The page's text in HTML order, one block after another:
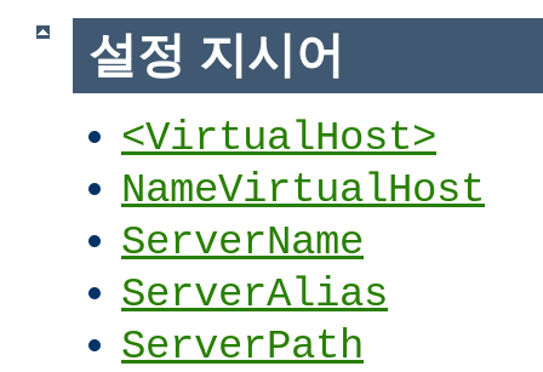
설정 지시어
<VirtualHost>
NameVirtualHost
ServerName
ServerAlias
ServerPath